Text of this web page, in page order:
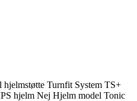
Turnfit System TS+
hjelm Nej Hjelm model Tonic